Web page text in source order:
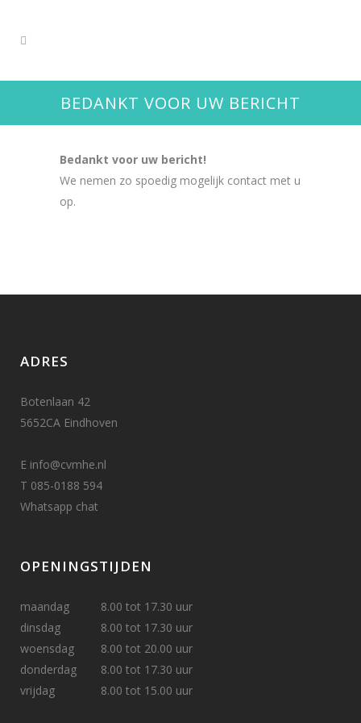
BEDANKT VOOR UW BERICHT
Bedankt voor uw bericht!
We nemen zo spoedig mogelijk contact met u
op.
ADRES
Botenlaan 42
5652CA Eindhoven
E info@cvmhe.nl
T 085-0188 594
Whatsapp chat
OPENINGSTIJDEN
maandag
8.00 tot 17.30 uur
dinsdag
8.00 tot 17.30 uur
woensdag
8.00 tot 20.00 uur
donderdag
8.00 tot 17.30 uur
vrijdag
8.00 tot 15.00 uur